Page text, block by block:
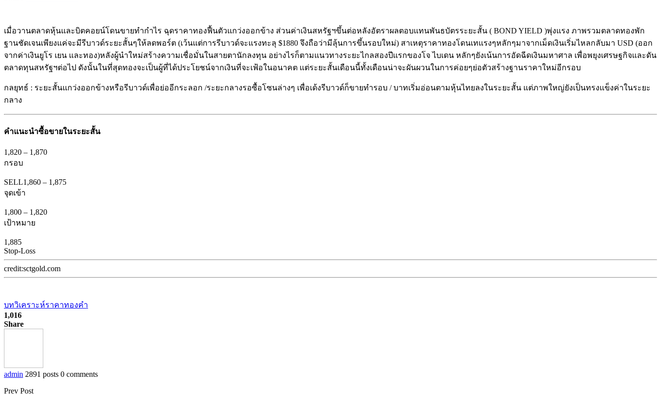
เมื่อวานตลาดหุ้นและบิตคอยน์โดนขายทำกำไร ฉุดราคาทองฟื้นตัวแกว่งออกข้าง ส่วนค่าเงินสหรัฐฯขึ้นต่อหลังอัตราผลตอบแทนพันธบัตรระยะสั้น ( BOND YIELD )พุ่งแรง ภาพรวมตลาดทองพัก
ฐานชัดเจนเพียงแค่จะมีรีบาวด์ระยะสั้นๆให้ลดพอร์ต (เว้นแต่การรีบาวด์จะแรงทะลุ $1880 จึงถือว่ามีลุ้นการขึ้นรอบใหม่) สาเหตุราคาทองโดนเทแรงๆหลักๆมาจากเม็ดเงินเริ่มไหลกลับมา USD (ออก
จากค่าเงินยูโร เยน และทอง)หลังผู้นำใหม่สร้างความเชื่อมั่นในสายตานักลงทุน อย่างไรก็ตามแนวทางระยะไกลสองปีแรกของโจ ไบเดน หลักๆยังเน้นการอัดฉีดเงินมหาศาล เพื่อพยุงเศรษฐกิจและดัน
ตลาดทุนสหรัฐฯต่อไป ดังนั้นในที่สุดทองจะเป็นผู้ที่ได้ประโยชน์จากเงินที่จะเฟ้อในอนาคต แต่ระยะสั้นเดือนนี้ทั้งเดือนน่าจะผันผวนในการค่อยๆย่อตัวสร้างฐานราคาใหม่อีกรอบ
กลยุทธ์ : ระยะสั้นแกว่งออกข้างหรือรีบาวด์เพื่อย่ออีกระลอก /ระยะกลางรอซื้อโซนล่างๆ เพื่อเด้งรีบาวด์ก็ขายทำรอบ / บาทเริ่มอ่อนตามหุ้นไทยลงในระยะสั้น แต่ภาพใหญ่ยังเป็นทรงแข็งค่าในระยะ
กลาง
คำแนะนำซื้อขายในระยะสั้น
1,820 – 1,870
กรอบ
SELL1,860 – 1,875
จุดเข้า
1,800 – 1,820
เป้าหมาย
1,885
Stop-Loss
credit:sctgold.com
บทวิเคราะห์ราคาทองคำ
1,016
Share
admin 2891 posts 0 comments
Prev Post